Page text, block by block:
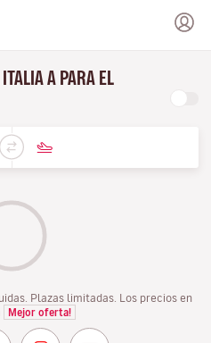
A PARA EL
Plazas limitadas. Los precios en
Mejor oferta!